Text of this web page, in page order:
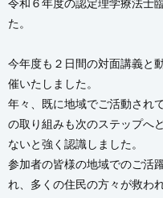
令和６年度の認定理学療法士
た。
今年度も２日間の対面講義と
催いたしました。
年々、既に地域でご活動され
の取り組みも次のステップへ
ないと強く認識しました。
参加者の皆様の地域でのご活
れ、多くの住民の方々が救わ